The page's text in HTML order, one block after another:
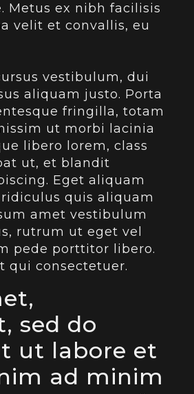
Metus ex nibh facilisis
velit et convallis, eu
vestibulum, dui
aliquam justo. Porta
fringilla, totam
ut morbi lacinia
libero lorem, class
ut, et blandit
Eget aliquam
quis aliquam
amet vestibulum
rutrum ut eget vel
pede porttitor libero.
qui consectetuer.
sed do
ut labore et
ad minim